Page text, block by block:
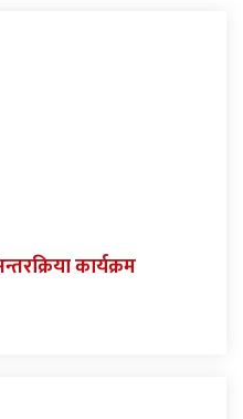
कार्यक्रम